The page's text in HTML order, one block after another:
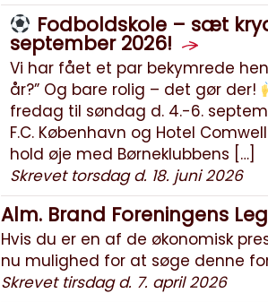
Fodboldskole – sæt
september 2026!
Vi har fået et par bekymrede
år?” Og bare rolig – det gør der!
fredag til søndag d. 4.-6.
F.C. København og Hotel
hold øje med Børneklubbens […]
Skrevet torsdag d. 18. juni 2026
Alm. Brand Foreningens
Hvis du er en af de økonomisk
nu mulighed for at søge denne
Skrevet tirsdag d. 7. april 2026